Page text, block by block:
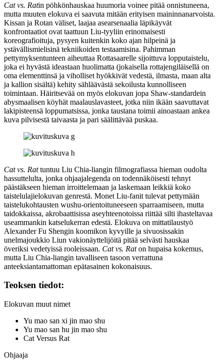
Cat vs. Ratin pöhkönhauskaa huumoria voinee pitää onnistuneena,
mutta muuten elokuva ei saavuta mitään erityisen maininnanarvoista.
Kissan ja Rotan väliset, laajaa asearsenaalia läpikäyvät
konfrontaatiot ovat taattuun Liu‑tyyliin erinomaisesti
koreografioituja, pysyen kuitenkin koko ajan hilpeinä ja
ystävällismielisinä tekniikoiden testaamisina. Pahimman
pettymyksentunteen aiheuttaa Rottasaarelle sijoittuva lopputaistelu,
joka ei hyvästä ideastaan huolimatta (jokaisella rottajengiläisellä on
oma elementtinsä ja viholliset hyökkivät vedestä, ilmasta, maan alta
ja kallion sisältä) kehity sähläävästä sekoilusta kunnolliseen
toimintaan. Häiritsevää on myös elokuvan jopa Shaw-standardein
abysmaalisen köyhät maalauslavasteet, jotka niin ikään saavuttavat
lakipisteensä loppumatsissa, jonka taustana toimii ainoastaan ankea
kuva pilvisestä taivaasta ja pari säälittävää puskaa.
Cat vs. Rattuntuu Liu Chia-liangin filmografiassa hieman oudolta
hassuttelulta, jonka ohjaajalegenda on todennäköisesti tehnyt
päästäkseen hieman irroittelemaan ja laskemaan leikkiä koko
taistelulajielokuvan genrestä. Monet Liu‑fanit tulevat pettymään
taistelukohtausten wushu-orientoituneeseen sparraamiseen, mutta
taidokkaissa, akrobaattisissa aseyhteenotoissa riittää silti ihasteltavaa
useammankin katselukerran edestä. Elokuva on mittatilaustyö
Alexander Fu Shengin koomikon kyvyille ja sivuosissakin
unelmajoukkio Liun vakionäyttelijöitä pitää selvästi hauskaa
överiksi vedetyissä rooleissaan. Cat vs. Raton hupaisa kokemus,
mutta Liu Chia-liangin tavalliseen tasoon verrattuna
anteeksiantamattoman epätasainen kokonaisuus.
Teoksen tiedot:
Elokuvan muut nimet
Yu mao san xi jin mao shu
Yu mao san hu jin mao shu
Cat Versus Rat
Ohjaaja